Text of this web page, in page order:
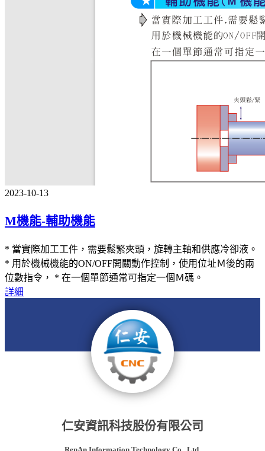
2023-10-13
M機能-輔助機能
* 當實際加工工件，需要鬆緊夾頭，旋轉主軸和供應冷卻液。
* 用於機械機能的ON/OFF開關動作控制，使用位址Ｍ後的兩
位數指令， * 在一個單節通常可指定一個Ｍ碼。
詳細
仁安資訊科技股份有限公司